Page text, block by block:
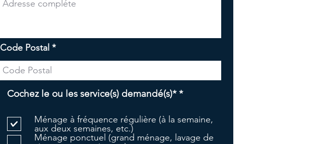
Code Postal
Cochez le ou les service(s) demandé(s)* *O
i
a
Ménage à fréquence régulière (à la semaine,
aux deux semaines, etc.)
Ménage ponctuel (grand ménage, lavage de